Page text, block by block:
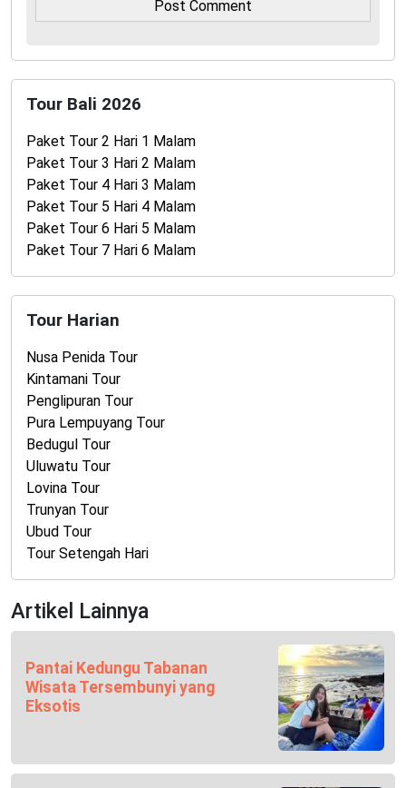
Tour Bali 2026
Paket Tour 2 Hari 1 Malam
Paket Tour 3 Hari 2 Malam
Paket Tour 4 Hari 3 Malam
Paket Tour 5 Hari 4 Malam
Paket Tour 6 Hari 5 Malam
Paket Tour 7 Hari 6 Malam
Tour Harian
Nusa Penida Tour
Kintamani Tour
Penglipuran Tour
Pura Lempuyang Tour
Bedugul Tour
Uluwatu Tour
Lovina Tour
Trunyan Tour
Ubud Tour
Tour Setengah Hari
Artikel Lainnya
Pantai Kedungu Tabanan
Wisata Tersembunyi yang
Eksotis